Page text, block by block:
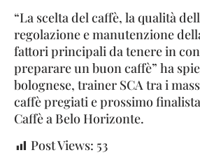
“La scelta del caffè, la qualità
regolazione e manutenzione
fattori principali da tenere in
preparare un buon caffè” ha
bolognese, trainer SCA tra i
caffè pregiati e prossimo
Caffè a Belo Horizonte.
Post Views: 53